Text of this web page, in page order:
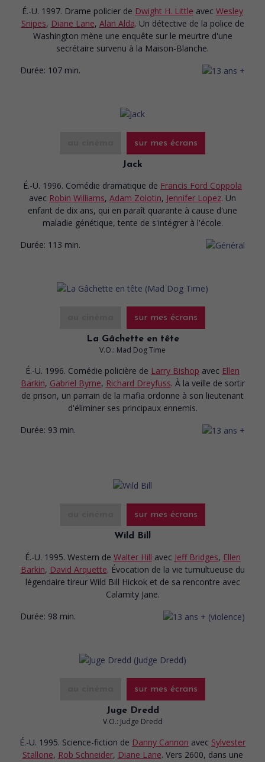
É.-U. 1997. Drame policier de Dwight H. Little avec Wesley
Snipes, Diane Lane, Alan Alda. Un détective de la police de
Washington mène une enquête sur le meurtre d'une
secrétaire survenu à la Maison-Blanche.
Durée: 107 min.
sur mes écrans
Jack
É.-U. 1996. Comédie dramatique de Francis Ford Coppola
avec Robin Williams, Adam Zolotin, Jennifer Lopez. Un
enfant de dix ans, qui en paraît quarante à cause d'une
maladie génétique, tente de s'intégrer à l'école.
Durée: 113 min.
sur mes écrans
La Gâchette en tête
V.O.: Mad Dog Time
É.-U. 1996. Comédie policière de Larry Bishop avec Ellen
Barkin, Gabriel Byrne, Richard Dreyfuss. À la veille de sortir
de prison, un parrain de la mafia ordonne à son lieutenant
d'éliminer ses principaux ennemis.
Durée: 93 min.
sur mes écrans
Wild Bill
É.-U. 1995. Western de Walter Hill avec Jeff Bridges, Ellen
Barkin, David Arquette. Évocation de la vie tumultueuse du
légendaire tireur Wild Bill Hickok et de sa rencontre avec
Calamity Jane.
Durée: 98 min.
sur mes écrans
Juge Dredd
V.O.: Judge Dredd
É.-U. 1995. Science-fiction de Danny Cannon avec Sylvester
Stallone, Rob Schneider, Diane Lane. Vers 2600, dans une